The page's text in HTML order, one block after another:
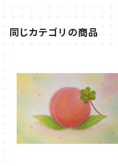
同じカテゴリの商品